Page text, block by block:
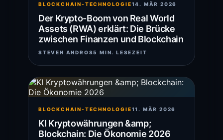
BLOCKCHAIN-TECHNOLOGIE14. MÄR 2026
Der Krypto-Boom von Real World
Assets (RWA) erklärt: Die Brücke
zwischen Finanzen und Blockchain
STEVEN ANDROS5 MIN. LESEZEIT
BLOCKCHAIN-TECHNOLOGIE11. MÄR 2026
KI Kryptowährungen &amp;
Blockchain: Die Ökonomie 2026